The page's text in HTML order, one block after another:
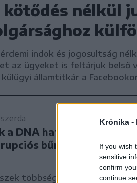
Krónika -
If you wish
sensitive
confirm
continue
kötődés nélkül
indok és jogosultság
az ügyeket is feltárjuk belső
külügyi államtitkár a
a DNA hatáskörébe a
többsége szerint indokolt